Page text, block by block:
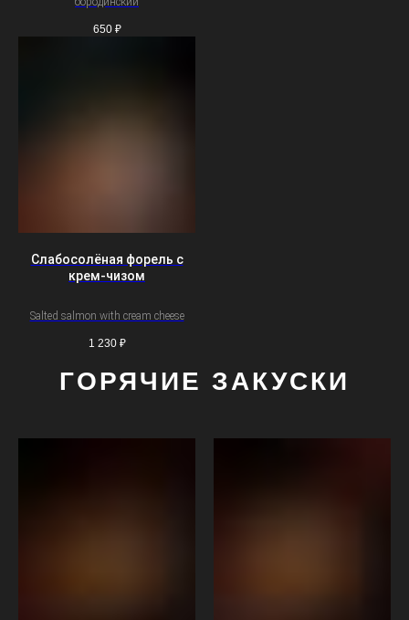
650 ₽
Слабосолёная форель с
крем-чизом
Salted salmon with cream cheese
1 230 ₽
ГОРЯЧИЕ ЗАКУСКИ